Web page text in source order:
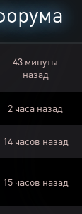
43 минуты
назад
2 часа назад
14 часов назад
15 часов назад